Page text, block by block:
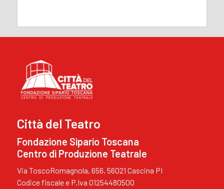
Città del Teatro
Fondazione Sipario Toscana
Centro di Produzione Teatrale
Via ToscoRomagnola, 656, 56021 Cascina PI
Codice fiscale e P.Iva 01254480500